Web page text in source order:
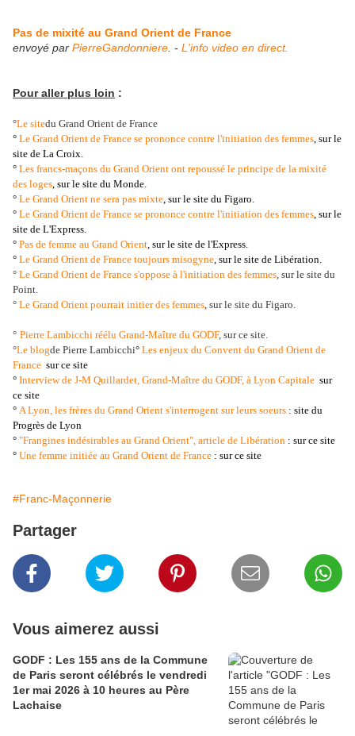
Pas de mixité au Grand Orient de France
envoyé par PierreGandonniere . - L'info video en direct.
Pour aller plus loin :
°Le sitedu Grand Orient de France
° Le Grand Orient de France se prononce contre l'initiation des femmes, sur le
site de La Croix.
° Les francs-maçons du Grand Orient ont repoussé le principe de la mixité
des loges, sur le site du Monde.
° Le Grand Orient ne sera pas mixte, sur le site du Figaro.
° Le Grand Orient de France se prononce contre l'initiation des femmes, sur le
site de L'Express.
° Pas de femme au Grand Orient, sur le site de l'Express.
° Le Grand Orient de France toujours misogyne, sur le site de Libération.
° Le Grand Orient de France s'oppose à l'initiation des femmes, sur le site du
Point.
° Le Grand Orient pourrait initier des femmes, sur le site du Figaro.
° Pierre Lambicchi réélu Grand-Maître du GODF, sur ce site.
°Le blogde Pierre Lambicchi° Les enjeux du Convent du Grand Orient de
France sur ce site
° Interview de J-M Quillardet, Grand-Maître du GODF, à Lyon Capitale sur
ce site
° A Lyon, les frères du Grand Orient s'interrogent sur leurs soeurs : site du
Progrès de Lyon
° "Frangines indésirables au Grand Orient", article de Libération : sur ce site
° Une femme initiée au Grand Orient de France : sur ce site
#Franc-Maçonnerie
Partager
Vous aimerez aussi
GODF : Les 155 ans de la Commune
de Paris seront célébrés le vendredi
1er mai 2026 à 10 heures au Père
Lachaise